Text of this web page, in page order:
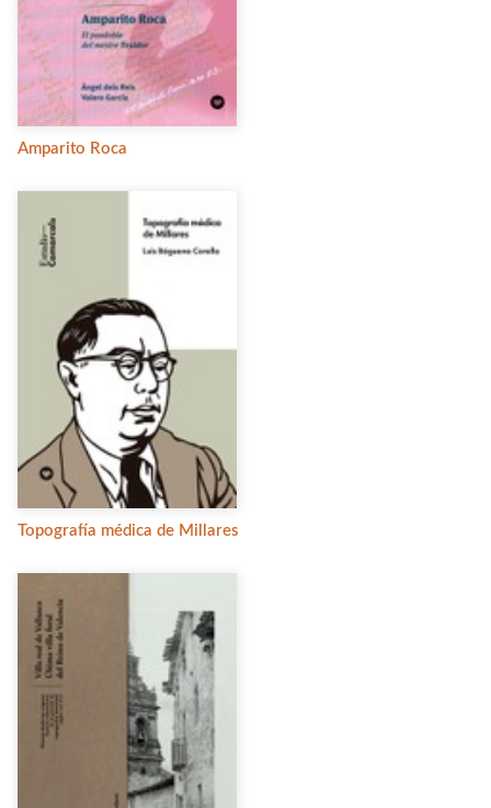
Amparito Roca
Topografía médica de Millares